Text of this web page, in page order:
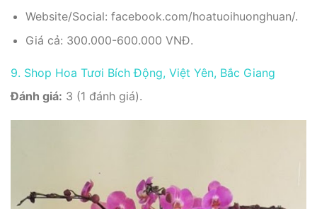
Website/Social: facebook.com/hoatuoihuonghuan/.
Giá cả: 300.000-600.000 VNĐ.
9. Shop Hoa Tươi Bích Động, Việt Yên, Bắc Giang
Đánh giá: 3 (1 đánh giá).